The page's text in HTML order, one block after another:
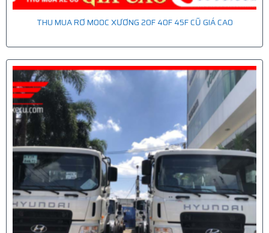
THU MUA RƠ MOOC XƯƠNG 20F 40F 45F CŨ GIÁ CAO